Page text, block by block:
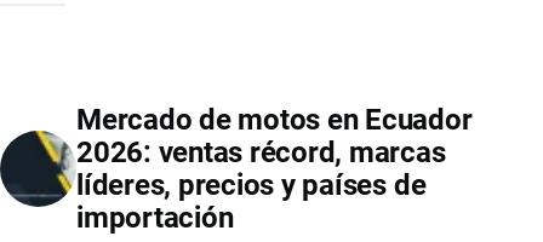
ECUADOR
2026:
CAÍDA
DE
Mercado de motos en Ecuador
2026: ventas récord, marcas
líderes, precios y países de
importación